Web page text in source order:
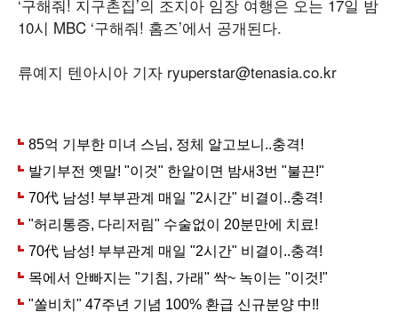
‘구해줘! 지구촌집’의 조지아 임장 여행은 오는 17일 밤
10시 MBC ‘구해줘! 홈즈’에서 공개된다.
류예지 텐아시아 기자 ryuperstar@tenasia.co.kr